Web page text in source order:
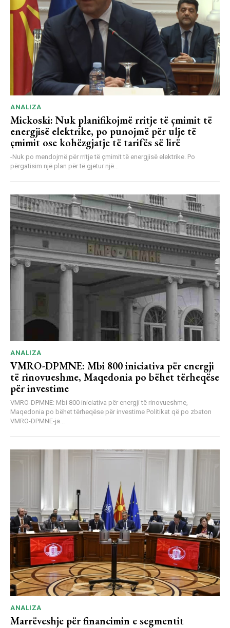
ANALIZA
Mickoski: Nuk planifikojmë rritje të çmimit të
energjisë elektrike, po punojmë për ulje të
çmimit ose kohëzgjatje të tarifës së lirë
-Nuk po mendojmë për rritje të çmimit të energjisë elektrike. Po
përgatisim një plan për të gjetur një...
ANALIZA
VMRO-DPMNE: Mbi 800 iniciativa për energji
të rinovueshme, Maqedonia po bëhet tërheqëse
për investime
VMRO-DPMNE: Mbi 800 iniciativa për energji të rinovueshme,
Maqedonia po bëhet tërheqëse për investime Politikat që po zbaton
VMRO-DPMNE-ja...
ANALIZA
Marrëveshje për financimin e segmentit